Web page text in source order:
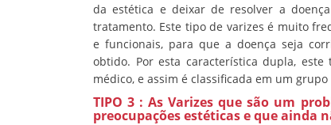
da estética e deixar de resolver a
tratamento. Este tipo de varizes é muito
e funcionais, para que a doença seja
obtido. Por esta característica dupla,
médico, e assim é classificada em um
TIPO 3 : As Varizes que são um
preocupações estéticas e que ainda